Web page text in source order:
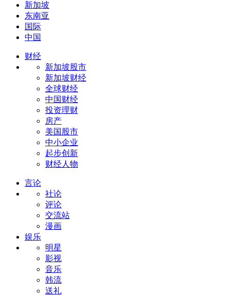
新加坡
东南亚
国际
中国
财经
新加坡股市
新加坡财经
全球财经
中国财经
投资理财
房产
美国股市
中小企业
起步创新
财经人物
言论
社论
评论
交流站
漫画
娱乐
明星
影视
音乐
韩流
送礼